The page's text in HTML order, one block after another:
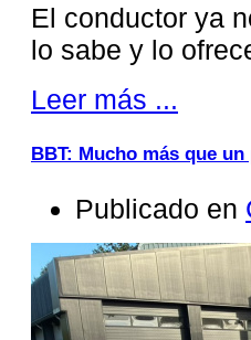
El conductor ya
lo sabe y lo
Leer más ...
BBT: Mucho más que
Publicado en